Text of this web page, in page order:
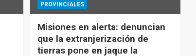
PROVINCIALES
Misiones en alerta: denuncian
que la extranjerización de
tierras pone en jaque la